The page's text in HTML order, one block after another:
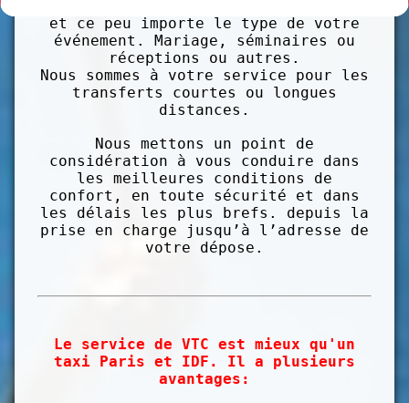
et ce peu importe le type de votre
événement. Mariage, séminaires ou
réceptions ou autres.
Nous sommes à votre service pour les
transferts courtes ou longues
distances.
Nous mettons un point de
considération à vous conduire dans
les meilleures conditions de
confort, en toute sécurité et dans
les délais les plus brefs. depuis la
prise en charge jusqu’à l’adresse de
votre dépose.
Le service de VTC est mieux qu'un
taxi Paris et IDF. Il a plusieurs
avantages: